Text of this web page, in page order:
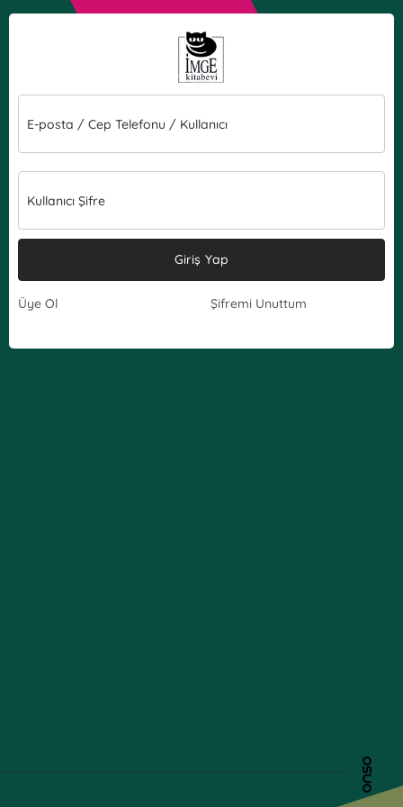
E-posta / Cep Telefonu / Kullanıcı
Kullanıcı Şifre
Giriş Yap
Üye Ol Şifremi Unuttum